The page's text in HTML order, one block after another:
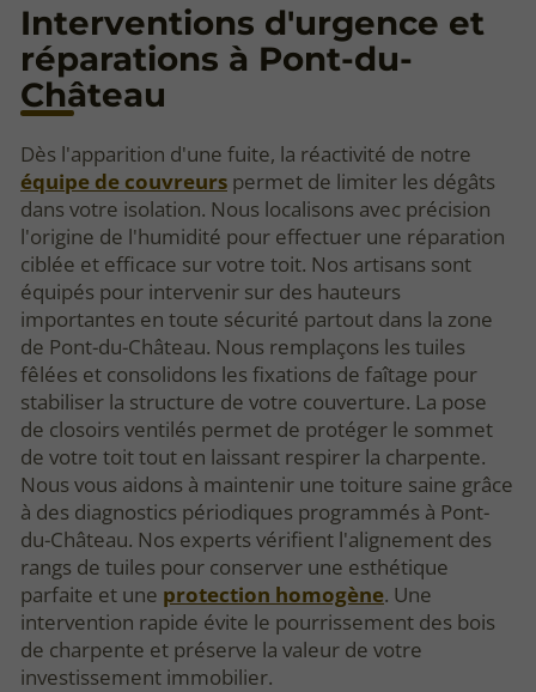
Interventions d'urgence et
réparations à Pont-du-
Château
Dès l'apparition d'une fuite, la réactivité de notre
équipe de couvreurs permet de limiter les dégâts
dans votre isolation. Nous localisons avec précision
l'origine de l'humidité pour effectuer une réparation
ciblée et efficace sur votre toit. Nos artisans sont
équipés pour intervenir sur des hauteurs
importantes en toute sécurité partout dans la zone
de Pont-du-Château. Nous remplaçons les tuiles
fêlées et consolidons les fixations de faîtage pour
stabiliser la structure de votre couverture. La pose
de closoirs ventilés permet de protéger le sommet
de votre toit tout en laissant respirer la charpente.
Nous vous aidons à maintenir une toiture saine grâce
à des diagnostics périodiques programmés à Pont-
du-Château. Nos experts vérifient l'alignement des
rangs de tuiles pour conserver une esthétique
parfaite et une protection homogène. Une
intervention rapide évite le pourrissement des bois
de charpente et préserve la valeur de votre
investissement immobilier.